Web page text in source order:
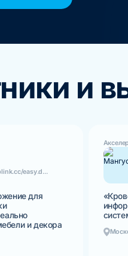
и
easy.d...
для
и декора